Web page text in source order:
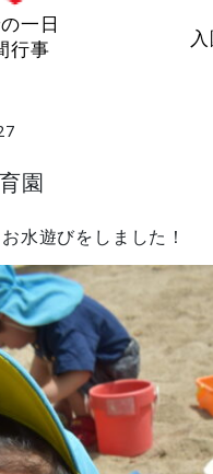
一日
行事
園
水遊びをしました！